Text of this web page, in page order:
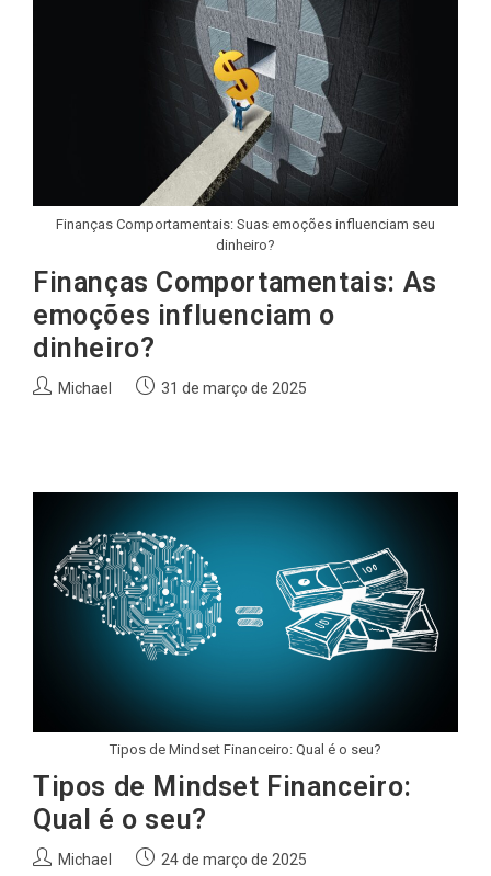
Finanças Comportamentais: Suas emoções influenciam seu
dinheiro?
Finanças Comportamentais: As
emoções influenciam o
dinheiro?
AutorMichael
Post31 de março de 2025
Tipos de Mindset Financeiro: Qual é o seu?
Tipos de Mindset Financeiro:
Qual é o seu?
AutorMichael
Post24 de março de 2025